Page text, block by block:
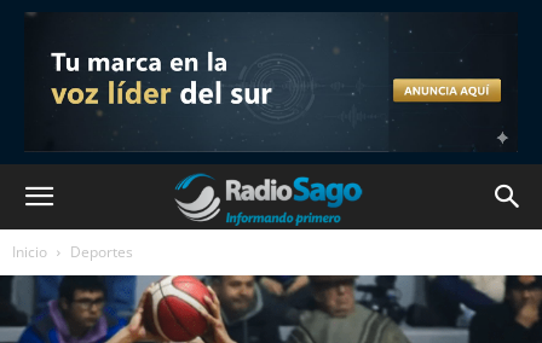
Inicio Deportes